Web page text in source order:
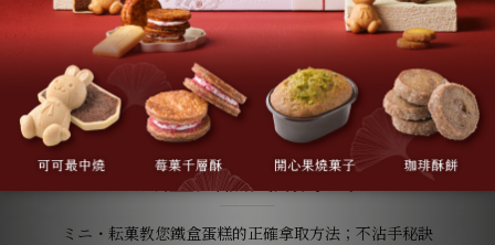
EDIBLE METHODS
鐵盒蛋糕食用方式
ミニ・耘菓教您鐵盒蛋糕的正確拿取方法；不沾手秘訣